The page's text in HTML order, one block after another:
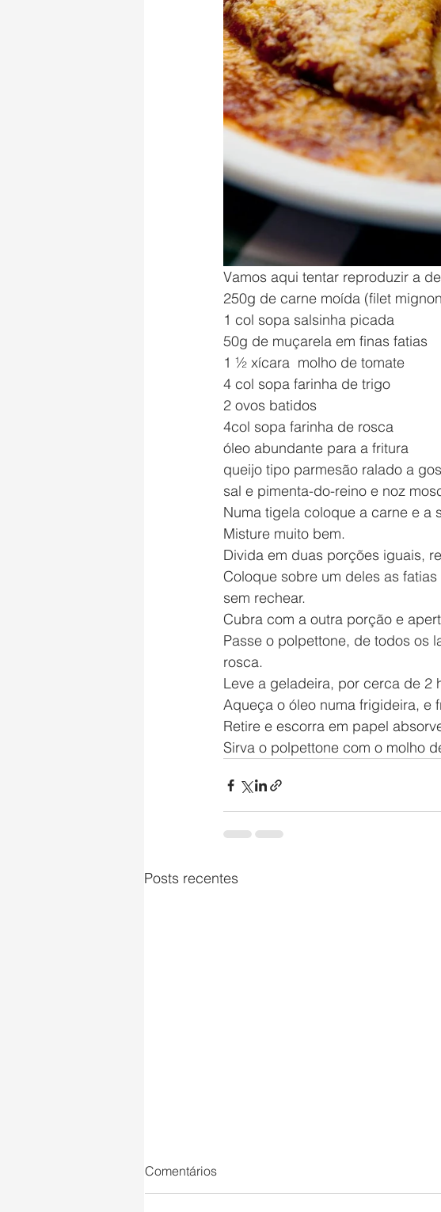
Vamos aqui tentar reproduzir a
250g de carne moída (filet
1 col sopa salsinha picada
50g de muçarela em finas fatias
1 ½ xícara  molho de tomate
4 col sopa farinha de trigo
2 ovos batidos
4col sopa farinha de rosca
óleo abundante para a fritura
queijo tipo parmesão ralado a
sal e pimenta-do-reino e noz
Numa tigela coloque a carne e a
Misture muito bem.
Divida em duas porções iguais,
Coloque sobre um deles as
sem rechear.
Cubra com a outra porção e
Passe o polpettone, de todos os
rosca.
Leve a geladeira, por cerca de 2
Aqueça o óleo numa frigideira, e
Retire e escorra em papel
Sirva o polpettone com o molho
Posts recentes
Comentários